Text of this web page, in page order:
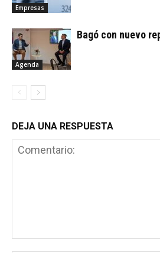
Empresas
Agenda
Bagó con nuevo
DEJA UNA RESPUESTA